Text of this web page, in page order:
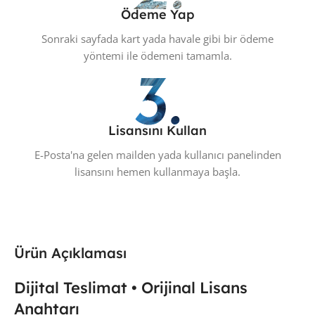
Ödeme Yap
Sonraki sayfada kart yada havale gibi bir ödeme
yöntemi ile ödemeni tamamla.
Lisansını Kullan
E-Posta'na gelen mailden yada kullanıcı panelinden
lisansını hemen kullanmaya başla.
Ürün Açıklaması
Dijital Teslimat • Orijinal Lisans
Anahtarı